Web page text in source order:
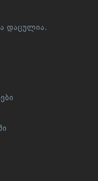
დაცულია.